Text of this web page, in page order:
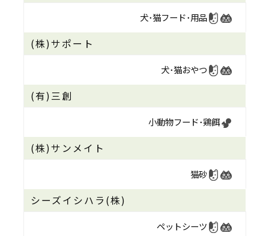
犬･猫フード･用品
(株)サポート
犬･猫おやつ
(有)三創
小動物フード･鶏餌
(株)サンメイト
猫砂
シーズイシハラ(株)
ペットシーツ